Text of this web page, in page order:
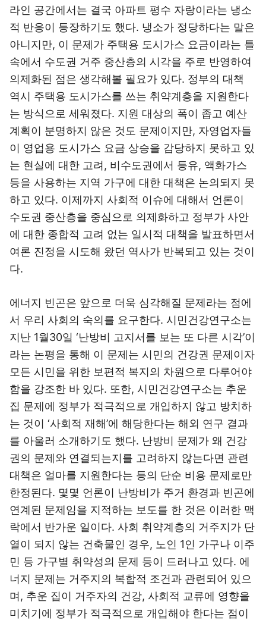
라인 공간에서는 결국 아파트 평수 자랑이라는 냉소
적 반응이 등장하기도 했다. 냉소가 정당하다는 말은
아니지만, 이 문제가 주택용 도시가스 요금이라는 틀
속에서 수도권 거주 중산층의 시각을 주로 반영하여
의제화된 점은 생각해볼 필요가 있다. 정부의 대책
역시 주택용 도시가스를 쓰는 취약계층을 지원한다
는 방식으로 세워졌다. 지원 대상의 폭이 좁고 예산
계획이 분명하지 않은 것도 문제이지만, 자영업자들
이 영업용 도시가스 요금 상승을 감당하지 못하고 있
는 현실에 대한 고려, 비수도권에서 등유, 액화가스
등을 사용하는 지역 가구에 대한 대책은 논의되지 못
하고 있다. 이제까지 사회적 이슈에 대해서 언론이
수도권 중산층을 중심으로 의제화하고 정부가 사안
에 대한 종합적 고려 없는 일시적 대책을 발표하면서
여론 진정을 시도해 왔던 역사가 반복되고 있는 것이
다.
에너지 빈곤은 앞으로 더욱 심각해질 문제라는 점에
서 우리 사회의 숙의를 요구한다. 시민건강연구소는
지난 1월30일 ‘난방비 고지서를 보는 또 다른 시각’이
라는 논평을 통해 이 문제는 시민의 건강권 문제이자
모든 시민을 위한 보편적 복지의 차원으로 다루어야
함을 강조한 바 있다. 또한, 시민건강연구소는 추운
집 문제에 정부가 적극적으로 개입하지 않고 방치하
는 것이 ‘사회적 재해’에 해당한다는 해외 연구 결과
를 아울러 소개하기도 했다. 난방비 문제가 왜 건강
권의 문제와 연결되는지를 고려하지 않는다면 관련
대책은 얼마를 지원한다는 등의 단순 비용 문제로만
한정된다. 몇몇 언론이 난방비가 주거 환경과 빈곤에
연계된 문제임을 지적하는 보도를 한 것은 이러한 맥
락에서 반가운 일이다. 사회 취약계층의 거주지가 단
열이 되지 않는 건축물인 경우, 노인 1인 가구나 이주
민 등 가구별 취약성의 문제 등이 드러나고 있다. 에
너지 문제는 거주지의 복합적 조건과 관련되어 있으
며, 추운 집이 거주자의 건강, 사회적 교류에 영향을
미치기에 정부가 적극적으로 개입해야 한다는 점이